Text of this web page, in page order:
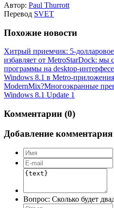
Автор: Paul Thurrott
Перевод SVET
Похожие новости
Хитрый приемчик: 5-
избавляет от MetroStarDock: мы
программы на desktop-интерфесе
Windows 8.1 в Metro-
ModernMix?Многоэкранные
Windows 8.1 Update 1
Комментарии (0)
Добавление комментария
Вопрос: Сколько будет